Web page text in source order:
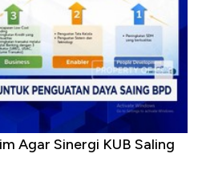
Agar Sinergi KUB Saling